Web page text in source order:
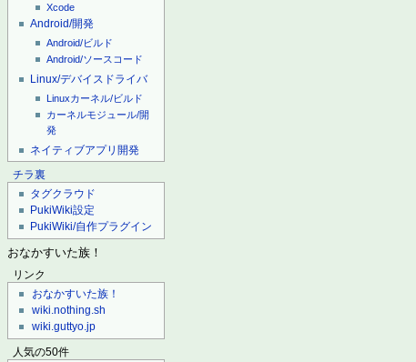
Xcode
Android/開発
Android/ビルド
Android/ソースコード
Linux/デバイスドライバ
Linuxカーネル/ビルド
カーネルモジュール/開
発
ネイティブアプリ開発
チラ裏
タグクラウド
PukiWiki設定
PukiWiki/自作プラグイン
おなかすいた族！
リンク
おなかすいた族！
wiki.nothing.sh
wiki.guttyo.jp
人気の50件